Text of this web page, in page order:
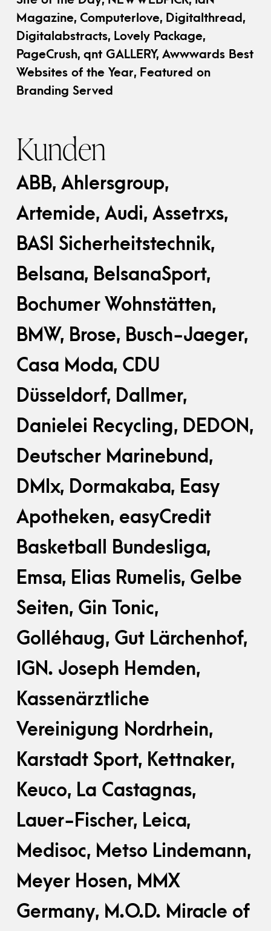
Magazine, Computerlove, Digitalthread,
Digitalabstracts, Lovely Package,
PageCrush, qnt GALLERY, Awwwards Best
Websites of the Year, Featured on
Branding Served
Kunden
ABB, Ahlersgroup,
Artemide, Audi, Assetrxs,
BASI Sicherheitstechnik,
Belsana, BelsanaSport,
Bochumer Wohnstätten,
BMW, Brose, Busch-Jaeger,
Casa Moda, CDU
Düsseldorf, Dallmer,
Danielei Recycling, DEDON,
Deutscher Marinebund,
DMIx, Dormakaba, Easy
Apotheken, easyCredit
Basketball Bundesliga,
Emsa, Elias Rumelis, Gelbe
Seiten, Gin Tonic,
Golléhaug, Gut Lärchenhof,
IGN. Joseph Hemden,
Kassenärztliche
Vereinigung Nordrhein,
Karstadt Sport, Kettnaker,
Keuco, La Castagnas,
Lauer-Fischer, Leica,
Medisoc, Metso Lindemann,
Meyer Hosen, MMX
Germany, M.O.D. Miracle of